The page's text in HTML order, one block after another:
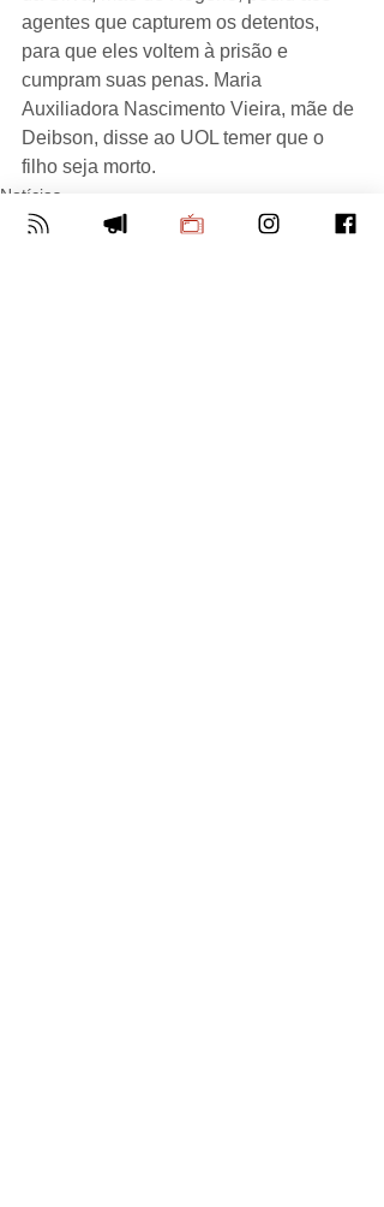
agentes que capturem os detentos,
para que eles voltem à prisão e
cumpram suas penas. Maria
Auxiliadora Nascimento Vieira, mãe de
Deibson, disse ao UOL temer que o
filho seja morto.
Notícias